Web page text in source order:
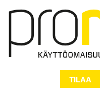
TILAA